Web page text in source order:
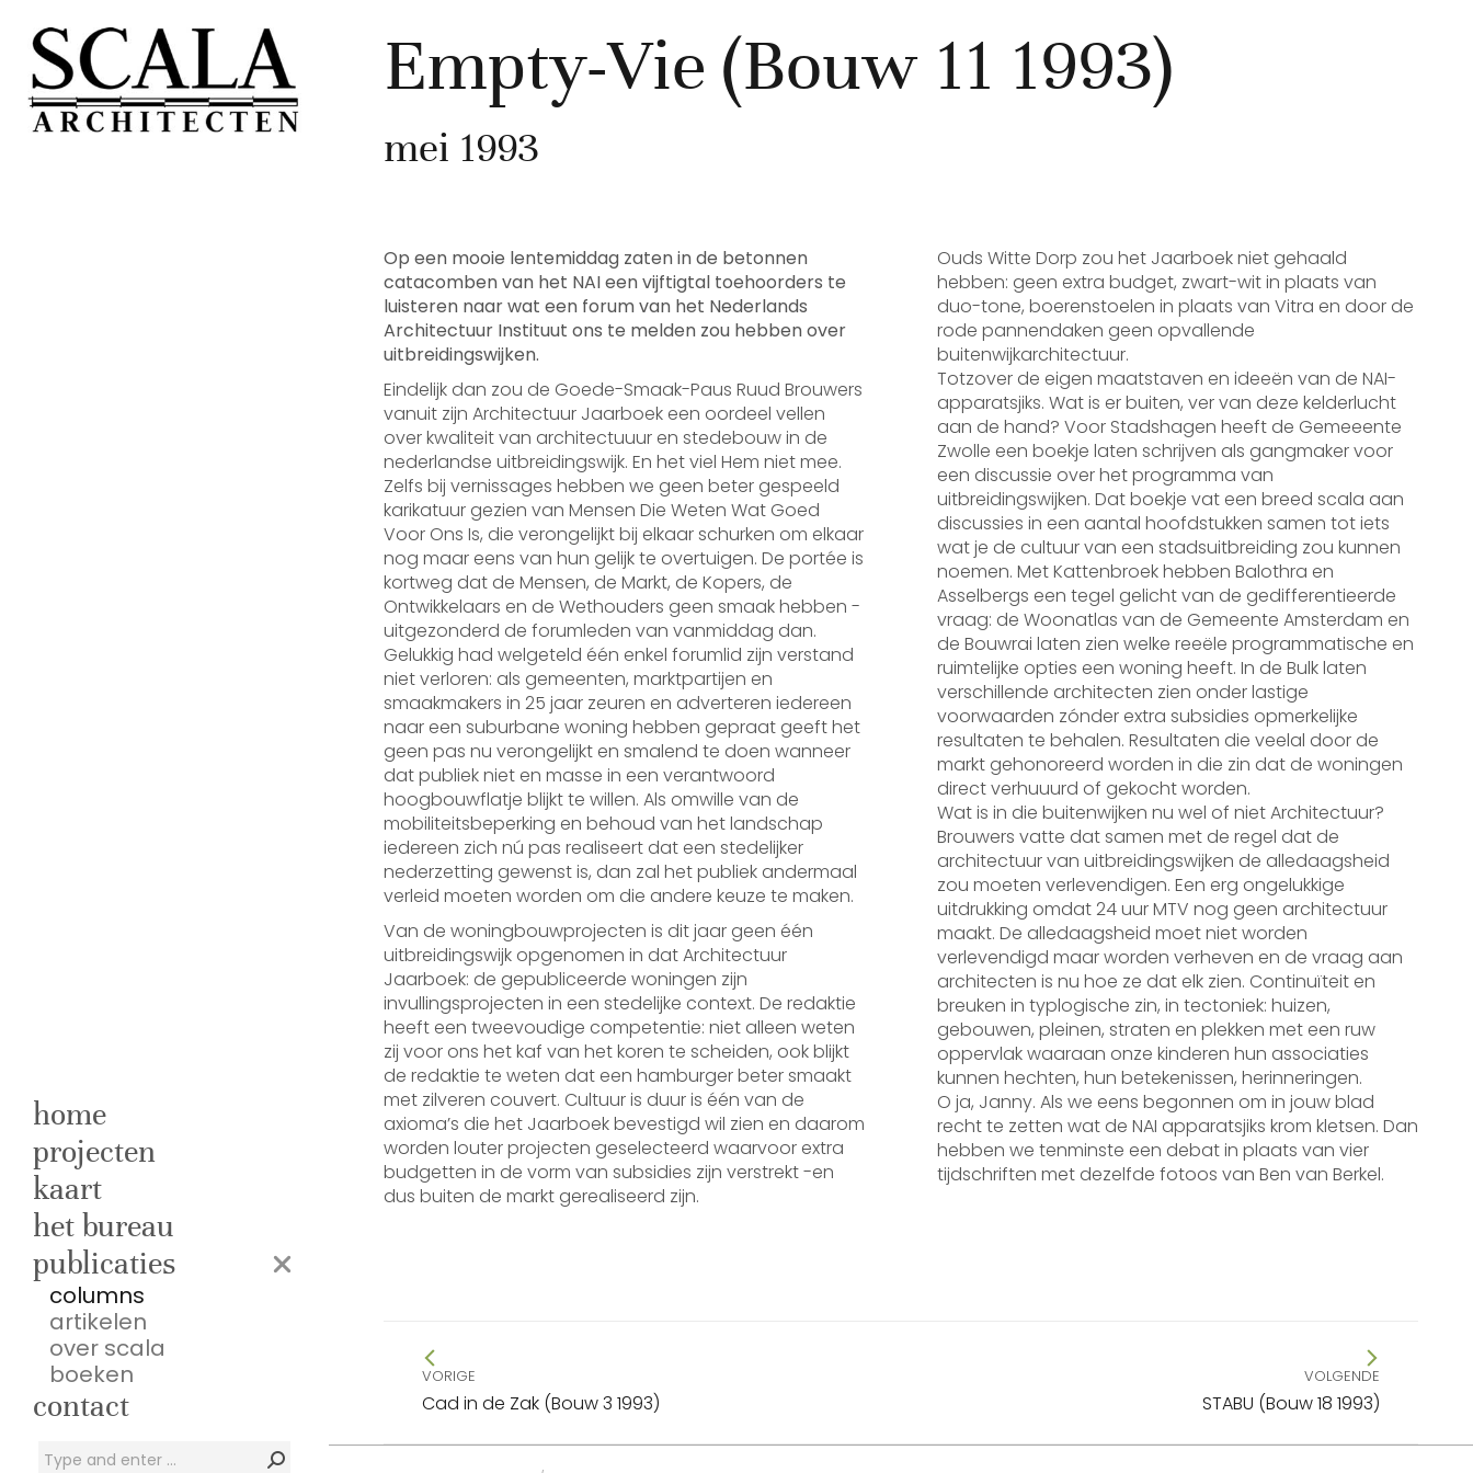
home
projecten
kaart
het bureau
publicaties
columns
artikelen
over scala
boeken
contact
Zoeken:
Empty-Vie (Bouw 11 1993)
mei 1993
Op een mooie lentemiddag zaten in de betonnen
catacomben van het NAI een vijftigtal toehoorders te
luisteren naar wat een forum van het Nederlands
Architectuur Instituut ons te melden zou hebben over
uitbreidingswijken.
Eindelijk dan zou de Goede-Smaak-Paus Ruud Brouwers
vanuit zijn Architectuur Jaarboek een oordeel vellen
over kwaliteit van architectuuur en stedebouw in de
nederlandse uitbreidingswijk. En het viel Hem niet mee.
Zelfs bij vernissages hebben we geen beter gespeeld
karikatuur gezien van Mensen Die Weten Wat Goed
Voor Ons Is, die verongelijkt bij elkaar schurken om elkaar
nog maar eens van hun gelijk te overtuigen. De portée is
kortweg dat de Mensen, de Markt, de Kopers, de
Ontwikkelaars en de Wethouders geen smaak hebben -
uitgezonderd de forumleden van vanmiddag dan.
Gelukkig had welgeteld één enkel forumlid zijn verstand
niet verloren: als gemeenten, marktpartijen en
smaakmakers in 25 jaar zeuren en adverteren iedereen
naar een suburbane woning hebben gepraat geeft het
geen pas nu verongelijkt en smalend te doen wanneer
dat publiek niet en masse in een verantwoord
hoogbouwflatje blijkt te willen. Als omwille van de
mobiliteitsbeperking en behoud van het landschap
iedereen zich nú pas realiseert dat een stedelijker
nederzetting gewenst is, dan zal het publiek andermaal
verleid moeten worden om die andere keuze te maken.
Van de woningbouwprojecten is dit jaar geen één
uitbreidingswijk opgenomen in dat Architectuur
Jaarboek: de gepubliceerde woningen zijn
invullingsprojecten in een stedelijke context. De redaktie
heeft een tweevoudige competentie: niet alleen weten
zij voor ons het kaf van het koren te scheiden, ook blijkt
de redaktie te weten dat een hamburger beter smaakt
met zilveren couvert. Cultuur is duur is één van de
axioma’s die het Jaarboek bevestigd wil zien en daarom
worden louter projecten geselecteerd waarvoor extra
budgetten in de vorm van subsidies zijn verstrekt -en
dus buiten de markt gerealiseerd zijn.
Ouds Witte Dorp zou het Jaarboek niet gehaald
hebben: geen extra budget, zwart-wit in plaats van
duo-tone, boerenstoelen in plaats van Vitra en door de
rode pannendaken geen opvallende
buitenwijkarchitectuur.
Totzover de eigen maatstaven en ideeën van de NAI-
apparatsjiks. Wat is er buiten, ver van deze kelderlucht
aan de hand? Voor Stadshagen heeft de Gemeeente
Zwolle een boekje laten schrijven als gangmaker voor
een discussie over het programma van
uitbreidingswijken. Dat boekje vat een breed scala aan
discussies in een aantal hoofdstukken samen tot iets
wat je de cultuur van een stadsuitbreiding zou kunnen
noemen. Met Kattenbroek hebben Balothra en
Asselbergs een tegel gelicht van de gedifferentieerde
vraag: de Woonatlas van de Gemeente Amsterdam en
de Bouwrai laten zien welke reeële programmatische en
ruimtelijke opties een woning heeft. In de Bulk laten
verschillende architecten zien onder lastige
voorwaarden zónder extra subsidies opmerkelijke
resultaten te behalen. Resultaten die veelal door de
markt gehonoreerd worden in die zin dat de woningen
direct verhuuurd of gekocht worden.
Wat is in die buitenwijken nu wel of niet Architectuur?
Brouwers vatte dat samen met de regel dat de
architectuur van uitbreidingswijken de alledaagsheid
zou moeten verlevendigen. Een erg ongelukkige
uitdrukking omdat 24 uur MTV nog geen architectuur
maakt. De alledaagsheid moet niet worden
verlevendigd maar worden verheven en de vraag aan
architecten is nu hoe ze dat elk zien. Continuïteit en
breuken in typlogische zin, in tectoniek: huizen,
gebouwen, pleinen, straten en plekken met een ruw
oppervlak waaraan onze kinderen hun associaties
kunnen hechten, hun betekenissen, herinneringen.
O ja, Janny. Als we eens begonnen om in jouw blad
recht te zetten wat de NAI apparatsjiks krom kletsen. Dan
hebben we tenminste een debat in plaats van vier
tijdschriften met dezelfde fotoos van Ben van Berkel.
Bericht
navigatie
VORIGE
Vorig
bericht
Cad in de Zak (Bouw 3 1993)
VOLGENDE
STABU (Bouw 18 1993)